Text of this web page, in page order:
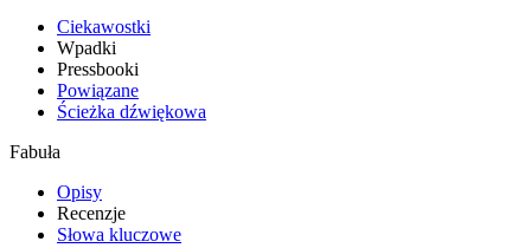
Ciekawostki
Wpadki
Pressbooki
Powiązane
Ścieżka dźwiękowa
Fabuła
Opisy
Recenzje
Słowa kluczowe